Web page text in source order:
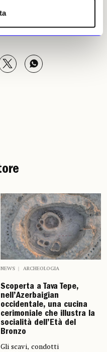
NEWS ARCHEOLOGIA
Scoperta a Tava Tepe,
nell’Azerbaigian
occidentale, una cucina
cerimoniale che illustra la
socialità dell’Età del
Bronzo
Gli scavi, condotti